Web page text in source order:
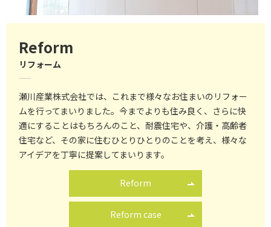
Reform
リフォーム
瀬川産業株式会社では、これまで様々なお住まいのリフォー
ムを行ってまいりました。今までよりも住み良く、さらに快
適にすることはもちろんのこと、耐震住宅や、介護・高齢者
住宅など、その家に住むひとりひとりのことを考え、様々な
アイデアを丁寧に提案してまいります。
Reform
Reform case